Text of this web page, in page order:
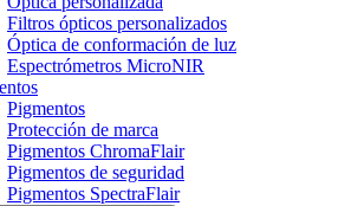
Filtros ópticos personalizados
Óptica de conformación de luz
Espectrómetros MicroNIR
Pigmentos
Protección de marca
Pigmentos ChromaFlair
Pigmentos de seguridad
Pigmentos SpectraFlair